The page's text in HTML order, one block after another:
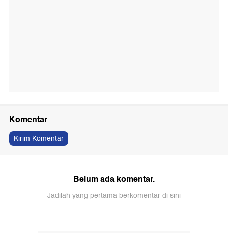
Komentar
Kirim Komentar
Belum ada komentar.
Jadilah yang pertama berkomentar di sini